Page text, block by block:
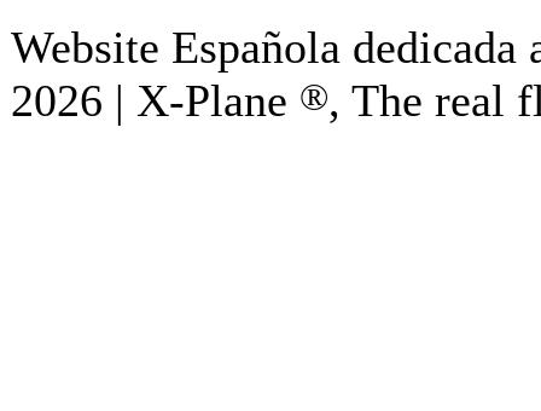
Website Española
2026 | X-Plane ®, The real